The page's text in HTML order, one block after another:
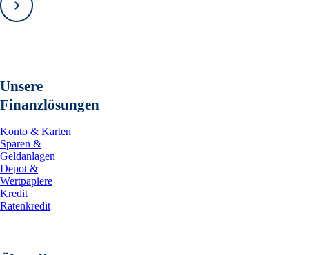
Vorwärts
Unsere
Finanzlösungen
Konto & Karten
Sparen &
Geldanlagen
Depot &
Wertpapiere
Kredit
Ratenkredit